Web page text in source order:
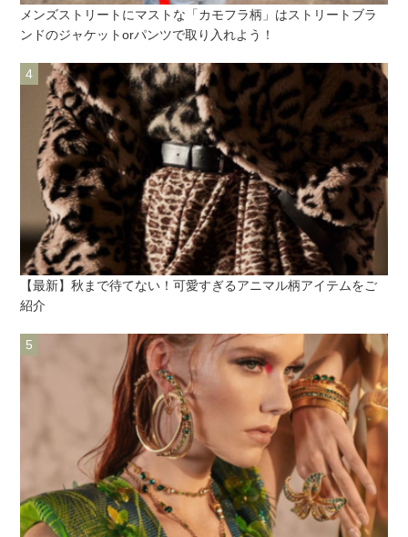
メンズストリートにマストな「カモフラ柄」はストリートブラ
ンドのジャケットorパンツで取り入れよう！
【最新】秋まで待てない！可愛すぎるアニマル柄アイテムをご
紹介